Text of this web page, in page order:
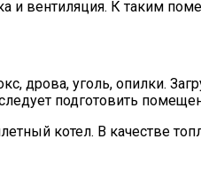
вентиляция. К таким
дрова, уголь, опилки.
подготовить
котел. В качестве